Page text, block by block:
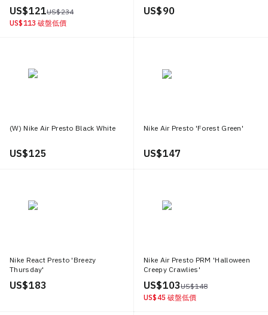
US$ 121US$ 234
US$ 113 破盤低價
US$ 90
(W) Nike Air Presto Black White
US$ 125
Nike Air Presto 'Forest Green'
US$ 147
Nike React Presto 'Breezy
Thursday'
US$ 183
Nike Air Presto PRM 'Halloween
Creepy Crawlies'
US$ 103US$ 148
US$ 45 破盤低價